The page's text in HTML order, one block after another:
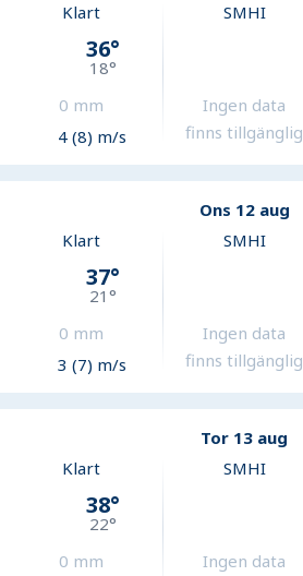
Klart
36°
18°
0 mm
4 (8) m/s
SMHI
Ingen data
finns tillgänglig
Ons 12 aug
Klart
37°
21°
0 mm
3 (7) m/s
SMHI
Ingen data
finns tillgänglig
Tor 13 aug
Klart
38°
22°
0 mm
SMHI
Ingen data